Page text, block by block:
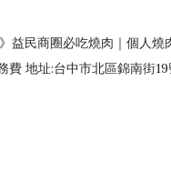
益民商圈必吃燒肉｜個人
地址:台中市北區錦南街19